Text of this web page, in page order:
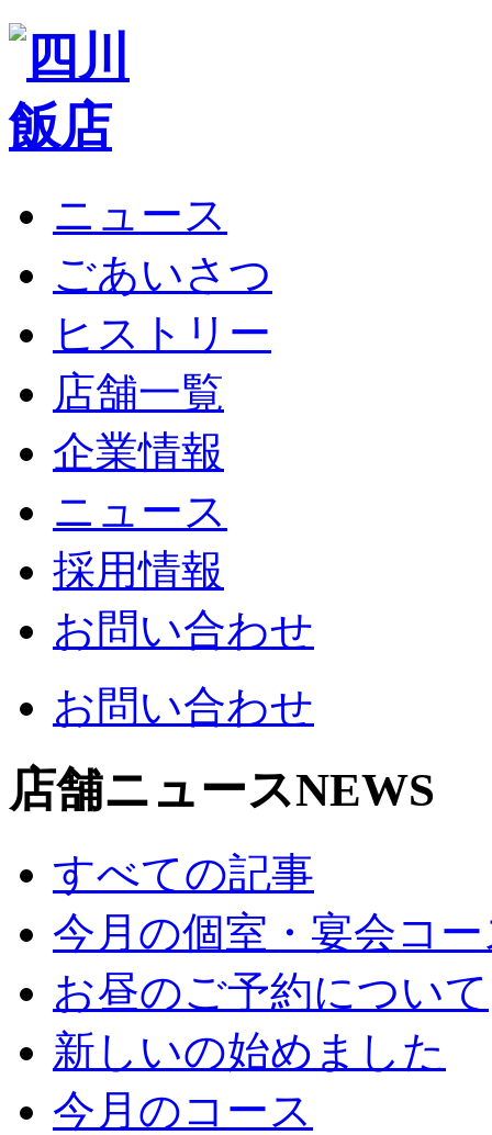
ニュース
ごあいさつ
ヒストリー
店舗一覧
企業情報
ニュース
採用情報
お問い合わせ
お問い合わせ
店舗ニュースNEWS
すべての記事
今月の個室・宴会コ
お昼のご予約について
新しいの始めました
今月のコース